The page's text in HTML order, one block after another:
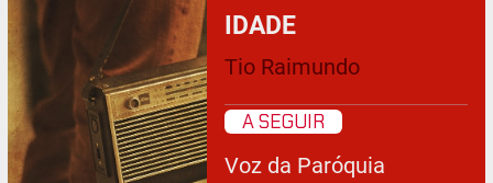
IDADE
Tio Raimundo
A SEGUIR
Voz da Paróquia